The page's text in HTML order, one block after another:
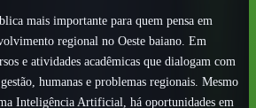
mais importante para quem pensa em
regional no Oeste baiano. Em
e atividades acadêmicas que dialogam com
humanas e problemas regionais. Mesmo
Inteligência Artificial, há oportunidades em